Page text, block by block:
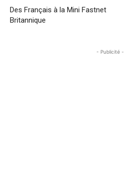
Des Français à la Mini Fastnet
Britannique
- Publicité -